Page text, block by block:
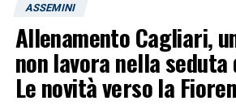
ASSEMINI
Allenamento Cagliari,
non lavora nella seduta
Le novità verso la